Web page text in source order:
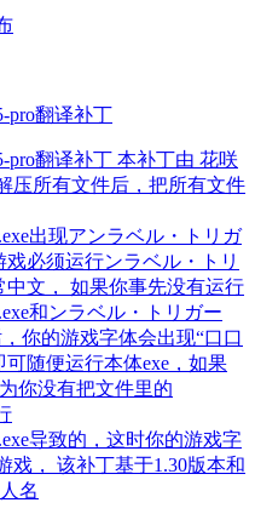
pro翻译补丁
pro翻译补丁 本补丁由 花咲
压所有文件后，把所有文件
出现アンラベル・トリガ
戏必须运行ンラベル・トリ
中文， 如果你事先没有运行
和ンラベル・トリガー
你的游戏字体会出现“口口
随便运行本体exe，如果
你没有把文件里的
导致的，这时你的游戏字
戏， 该补丁基于1.30版本和
名